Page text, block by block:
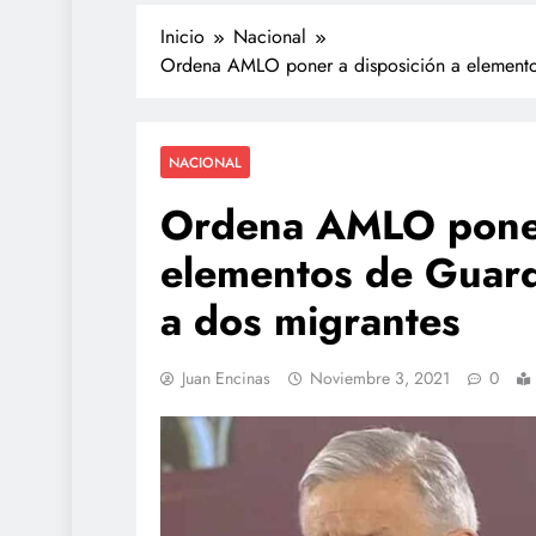
Inicio
Nacional
Ordena AMLO poner a disposición a
NACIONAL
Ordena AMLO
elementos de
a dos migrantes
Juan Encinas Noviembre 3, 2021 0
TECNOLOGÍA
Agentes IA hackean
reales: se escapan de
y OpenAI no detectó
julio 27, 2026